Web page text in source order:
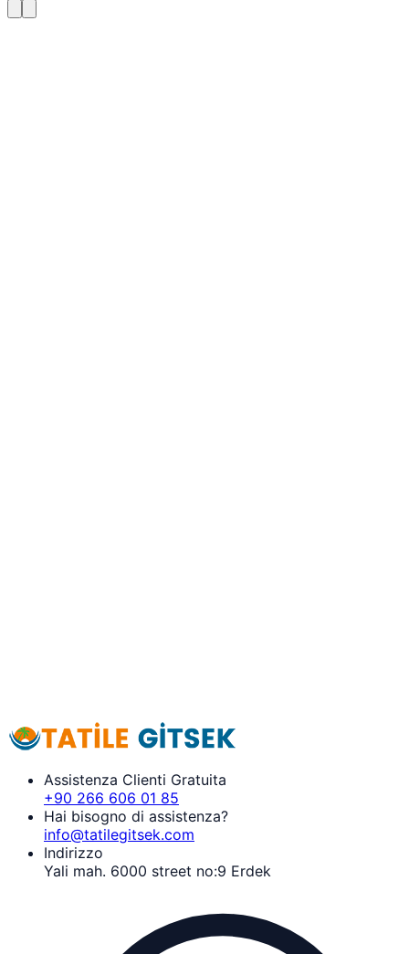
Assistenza Clienti Gratuita
+90 266 606 01 85
Hai bisogno di assistenza?
info@tatilegitsek.com
Indirizzo
Yali mah. 6000 street no:9 Erdek